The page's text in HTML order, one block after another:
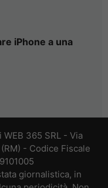
iPhone a una
365 SRL - Via
- Codice Fiscale
giornalistica, in